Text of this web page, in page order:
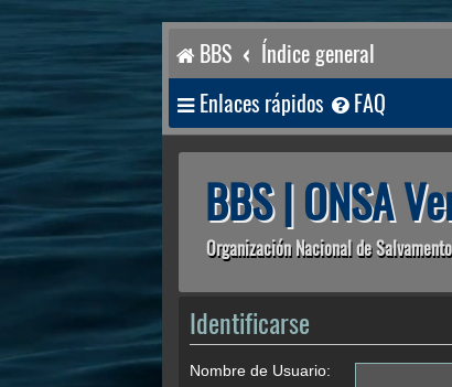
BBS Índice general
Enlaces rápidos FAQ
BBS | ONSA
Organización Nacional de
Identificarse
Nombre de Usuario: